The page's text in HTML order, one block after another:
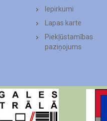
Iepirkumi
Lapas karte
Piekļūstamības
paziņojums